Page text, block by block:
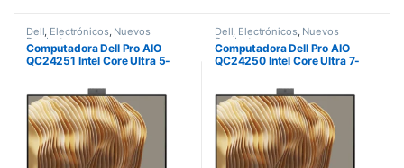
Dell, Electrónicos, Nuevos
Productos
Computadora Dell Pro AIO
QC24251 Intel Core Ultra 5-
Windows 11 Pro
Dell, Electrónicos, Nuevos
Productos
Computadora Dell Pro AIO
QC24250 Intel Core Ultra 7-
Windows 11 Pro